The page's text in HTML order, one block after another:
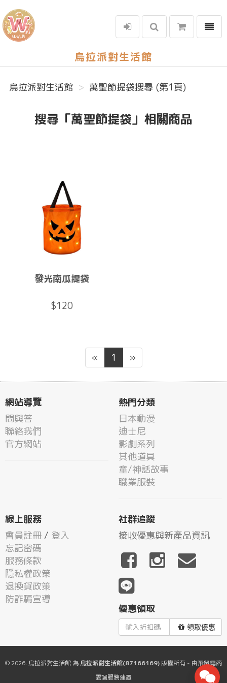
烏拉派對生活館
選單
烏拉派對生活館 萬聖節提袋搜尋 (第1頁)
搜尋「萬聖節提袋」相關商品
發光南瓜提袋
$120
« 1 »
網站導覽
問與答
聯絡我們
官方網站
熱門分類
日本動漫
迪士尼
影劇系列
其他道具
童/神話故事
職業服裝
線上服務
會員註冊 / 登入
忘記密碼
服務條款
隱私權政策
退換貨政策
防詐騙宣導
社群追蹤
接收優惠與新產品資訊
優惠領取
領取優惠
© 2026. 烏拉派對生活館 為 烏拉派對生活館(87166169)版權所有 - 由飛鼠電商
雲端服務建置